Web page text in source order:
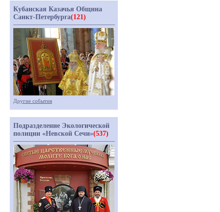
Кубанская Казачья Община
Санкт-Петербурга(121)
Другие события
Подразделение Экологической
полиции «Невской Сечи»(537)